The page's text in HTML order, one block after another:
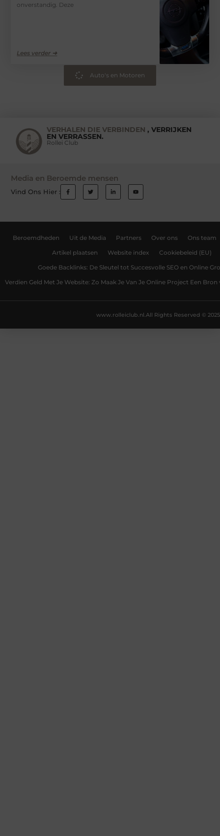
onverstandig. Deze
Lees verder ➜
Auto's en Motoren
VERHALEN DIE VERBINDEN , VERRIJKEN
EN VERRASSEN.
Rollei Club
Media en Beroemde mensen
Vind Ons Hier :
Beroemdheden Uit de Media Partners Over ons Ons team
Artikel plaatsen Website index Cookiebeleid (EU)
Goede Backlinks: De Sleutel tot Succesvolle SEO en Online
Verdien Geld Met Je Website: Zo Maak Je Van Je Online Project Een
All Rights Reserved © 2025
www.rolleiclub.nl.